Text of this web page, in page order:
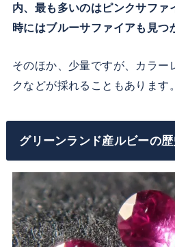
内、最も多いのはピンクサファ
時にはブルーサファイアも見つ
そのほか、少量ですが、カラー
クなどが採れることもあります。
グリーンランド産ルビーの歴